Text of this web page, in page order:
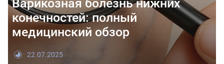
Варикозная болезнь нижних
конечностей: полный
медицинский обзор
22.07.2025